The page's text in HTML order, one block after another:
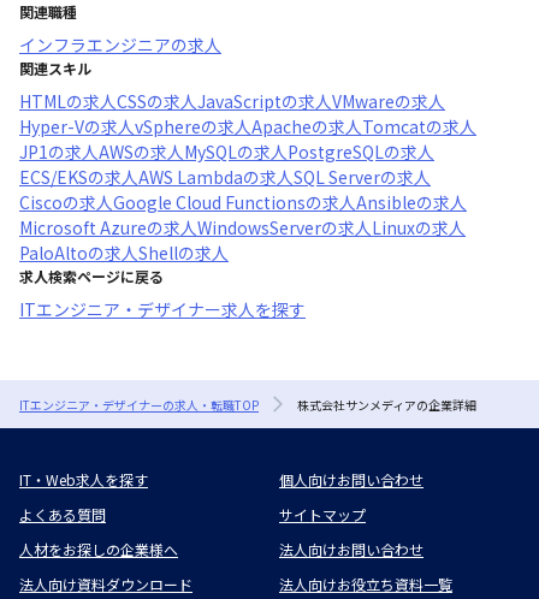
関連職種
インフラエンジニアの求人
関連スキル
HTMLの求人CSSの求人JavaScriptの求人VMwareの求人
Hyper-Vの求人vSphereの求人Apacheの求人 Tomcatの求人
JP1の求人AWSの求人 MySQLの求人 PostgreSQLの求人
ECS/EKSの求人AWS Lambdaの求人SQL Serverの求人
Ciscoの求人Google Cloud Functionsの求人Ansibleの求人
Microsoft Azureの求人WindowsServerの求人 Linuxの求人
PaloAltoの求人Shellの求人
求人検索ページに戻る
ITエンジニア・デザイナー求人を探す
ITエンジニア・デザイナーの求人・転職TOP 株式会社サンメディアの企業詳細
IT・Web求人を探す
個人向けお問い合わせ
よくある質問
サイトマップ
人材をお探しの企業様へ
法人向けお問い合わせ
法人向け資料ダウンロード
法人向けお役立ち資料一覧